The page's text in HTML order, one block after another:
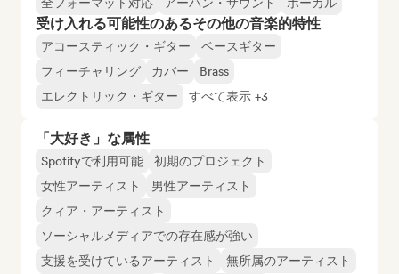
受け入れる可能性のあるその他の音楽的特性
アコースティック・ギター
ベースギター
フィーチャリング
カバー
Brass
エレクトリック・ギター
すべて表示 +3
「大好き」な属性
Spotifyで利用可能
初期のプロジェクト
女性アーティスト
男性アーティスト
クィア・アーティスト
ソーシャルメディアでの存在感が強い
支援を受けているアーティスト
無所属のアーティスト